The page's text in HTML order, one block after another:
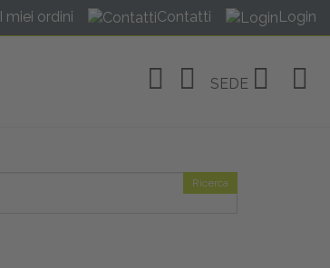
I miei ordini Contatti Login
SEDE
Ricerca